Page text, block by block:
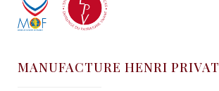
MANUFACTURE HENRI PRIVAT